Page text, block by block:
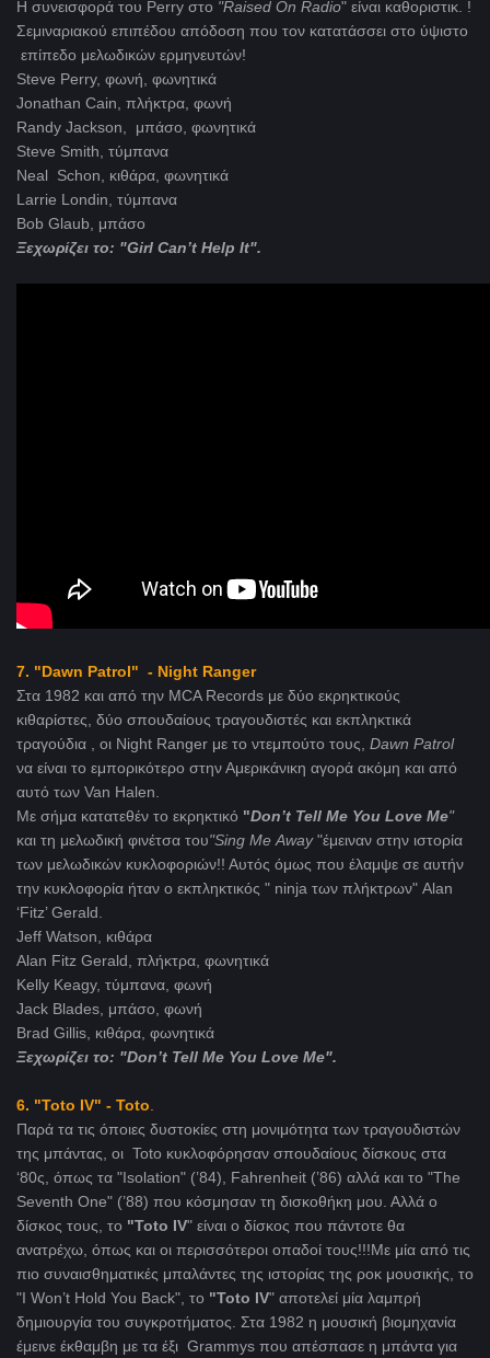
Η συνεισφορά του Perry στο "Raised On Radio" είναι καθοριστικ. !
Σεμιναριακού επιπέδου απόδοση που τον κατατάσσει στο ύψιστο
επίπεδο μελωδικών ερμηνευτών!
Steve Perry, φωνή, φωνητικά
Jonathan Cain, πλήκτρα, φωνή
Randy Jackson, μπάσο, φωνητικά
Steve Smith, τύμπανα
Neal Schon, κιθάρα, φωνητικά
Larrie Londin, τύμπανα
Bob Glaub, μπάσο
Ξεχωρίζει το: "Girl Can’t Help It".
7. "Dawn Patrol" - Night Ranger
Στα 1982 και από την MCA Records με δύο εκρηκτικούς
κιθαρίστες, δύο σπουδαίους τραγουδιστές και εκπληκτικά
τραγούδια , οι Night Ranger με το ντεμπούτο τους, Dawn Patrol
να είναι το εμπορικότερο στην Αμερικάνικη αγορά ακόμη και από
αυτό των Van Halen.
Με σήμα κατατεθέν το εκρηκτικό "Don’t Tell Me You Love Me"
και τη μελωδική φινέτσα του"Sing Me Away"έμειναν στην ιστορία
των μελωδικών κυκλοφοριών!! Αυτός όμως που έλαμψε σε αυτήν
την κυκλοφορία ήταν ο εκπληκτικός " ninja των πλήκτρων" Alan
‘Fitz’ Gerald.
Jeff Watson, κιθάρα
Alan Fitz Gerald, πλήκτρα, φωνητικά
Kelly Keagy, τύμπανα, φωνή
Jack Blades, μπάσο, φωνή
Brad Gillis, κιθάρα, φωνητικά
Ξεχωρίζει το: "Don’t Tell Me You Love Me".
6. "Toto IV" - Toto.
Παρά τα τις όποιες δυστοκίες στη μονιμότητα των τραγουδιστών
της μπάντας, οι Toto κυκλοφόρησαν σπουδαίους δίσκους στα
‘80ς, όπως τα "Isolation" (’84), Fahrenheit (’86) αλλά και το "The
Seventh One" (’88) που κόσμησαν τη δισκοθήκη μου. Αλλά ο
δίσκος τους, το "Toto IV" είναι ο δίσκος που πάντοτε θα
ανατρέχω, όπως και οι περισσότεροι οπαδοί τους!!!Με μία από τις
πιο συναισθηματικές μπαλάντες της ιστορίας της ροκ μουσικής, το
"I Won’t Hold You Back", το "Toto IV" αποτελεί μία λαμπρή
δημιουργία του συγκροτήματος. Στα 1982 η μουσική βιομηχανία
έμεινε έκθαμβη με τα έξι Grammys που απέσπασε η μπάντα για